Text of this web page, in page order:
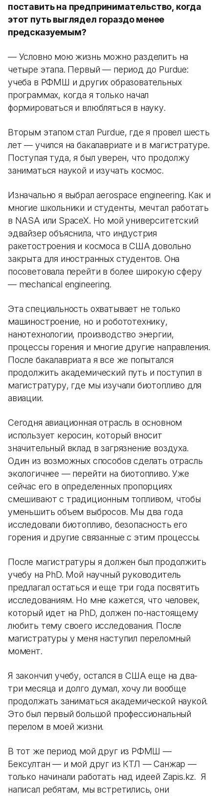
поставить на предпринимательство, когда
этот путь выглядел гораздо менее
предсказуемым?
— Условно мою жизнь можно разделить на
четыре этапа. Первый — период до Purdue:
учеба в РФМШ и других образовательных
программах, когда я только начал
формироваться и влюбляться в науку.
Вторым этапом стал Purdue, где я провел шесть
лет — учился на бакалавриате и в магистратуре.
Поступая туда, я был уверен, что продолжу
заниматься наукой и изучать космос.
Изначально я выбрал aerospace engineering. Как и
многие школьники и студенты, мечтал работать
в NASA или SpaceX. Но мой университетский
эдвайзер объяснила, что индустрия
ракетостроения и космоса в США довольно
закрыта для иностранных студентов. Она
посоветовала перейти в более широкую сферу
— mechanical engineering.
Эта специальность охватывает не только
машиностроение, но и робототехнику,
нанотехнологии, производство энергии,
процессы горения и многие другие направления.
После бакалавриата я все же попытался
продолжить академический путь и поступил в
магистратуру, где мы изучали биотопливо для
авиации.
Сегодня авиационная отрасль в основном
использует керосин, который вносит
значительный вклад в загрязнение воздуха.
Один из возможных способов сделать отрасль
экологичнее — перейти на биотопливо. Уже
сейчас его в определенных пропорциях
смешивают с традиционным топливом, чтобы
уменьшить объем выбросов. Мы два года
исследовали биотопливо, безопасность его
горения и другие связанные с этим процессы.
После магистратуры я должен был продолжить
учебу на PhD. Мой научный руководитель
предлагал остаться и еще три года посвятить
исследованиям. Но мне кажется, что человек,
который идет на PhD, должен по-настоящему
любить тему своего исследования. После
магистратуры у меня наступил переломный
момент.
Я закончил учебу, остался в США еще на два-
три месяца и долго думал, хочу ли вообще
продолжать заниматься академической наукой.
Это был первый большой профессиональный
перелом в моей жизни.
В тот же период мой друг из РФМШ —
Бексултан — и мой друг из КТЛ — Санжар —
только начинали работать над идеей Zapis.kz. Я
написал ребятам, мы встретились, они